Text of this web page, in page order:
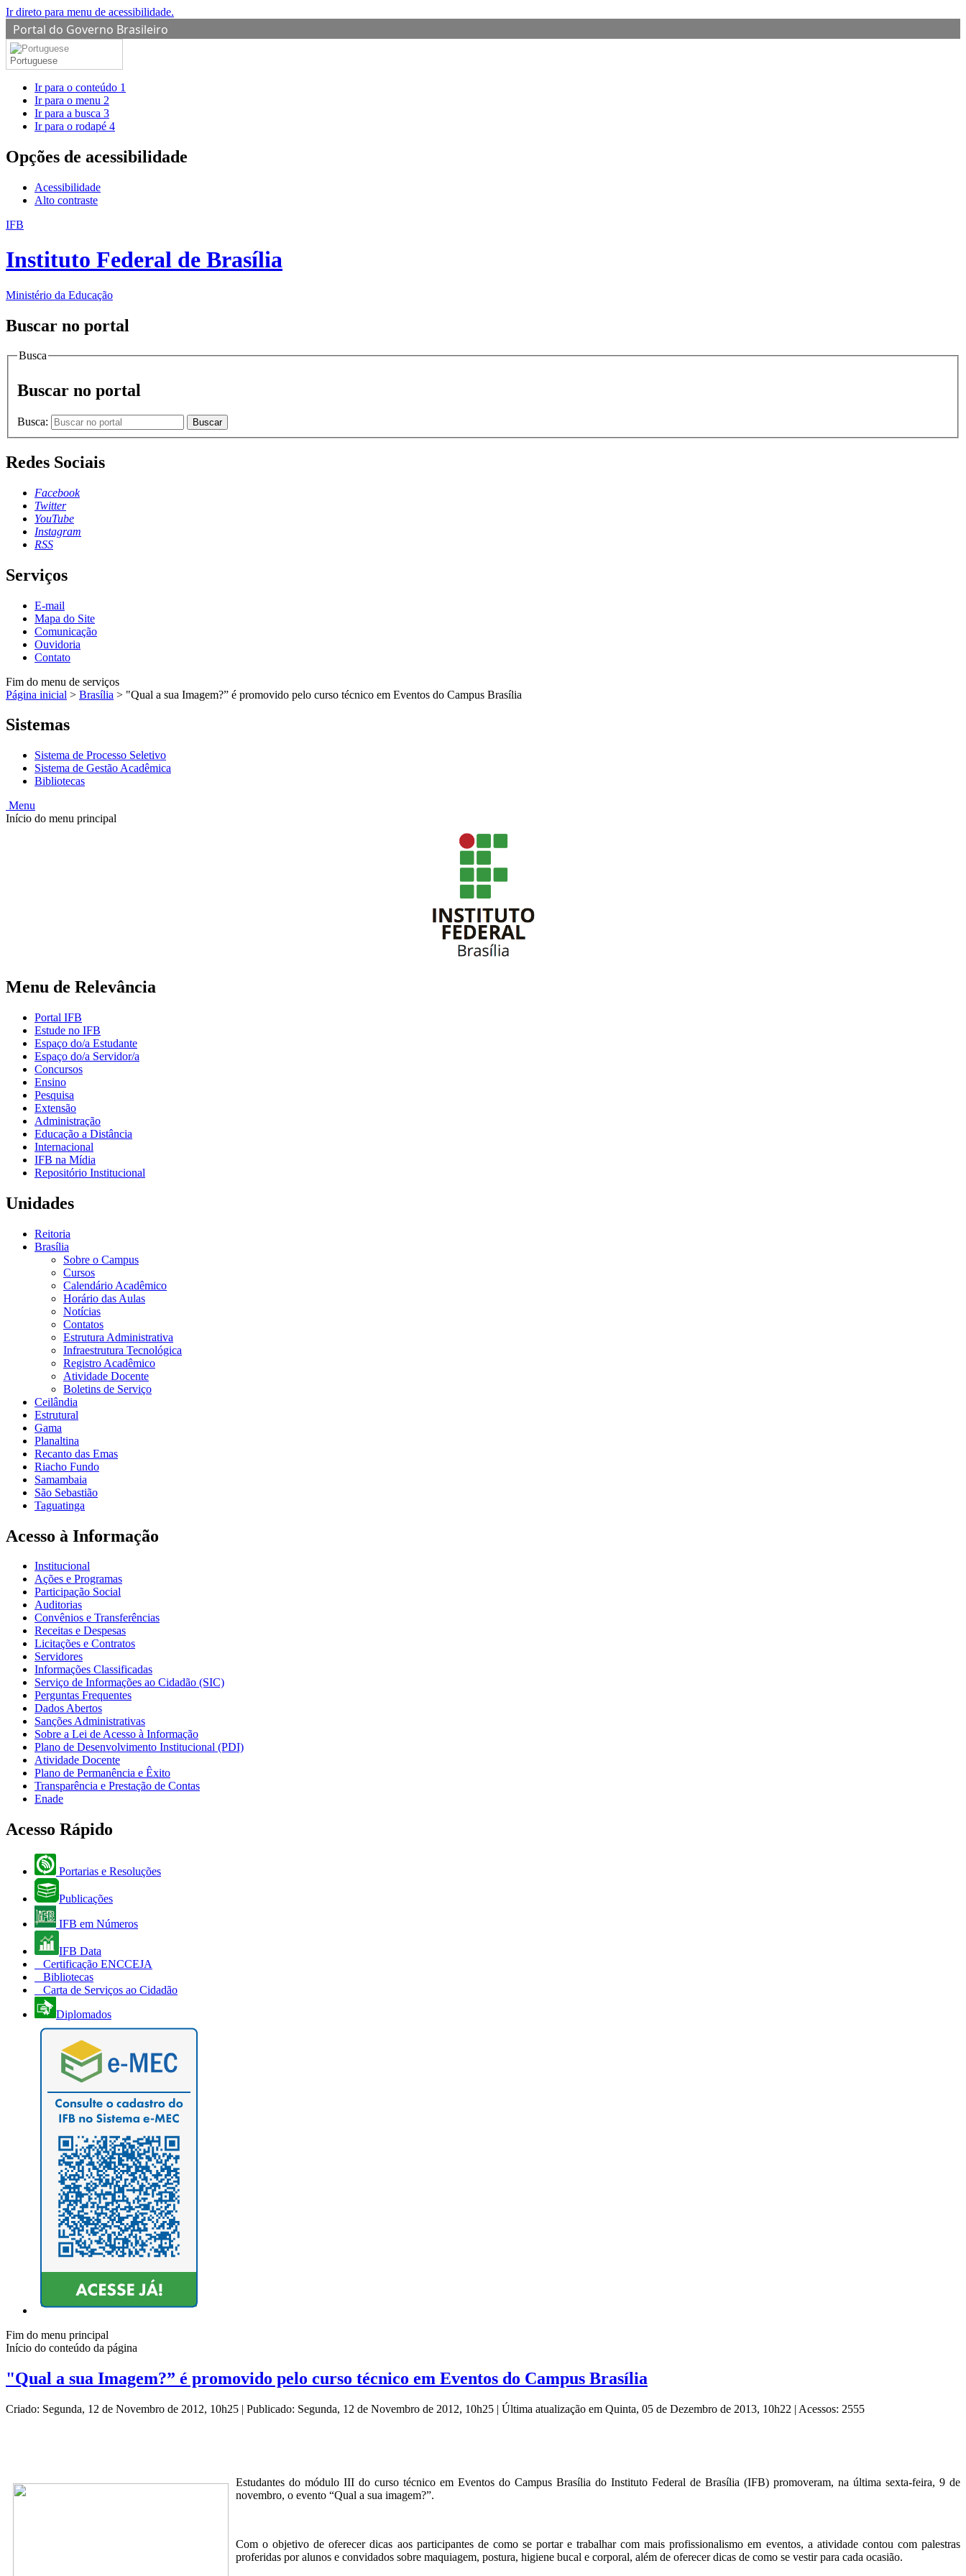
Ir direto para menu de acessibilidade.
Portal do Governo Brasileiro
Portuguese
Ir para o conteúdo 1
Ir para o menu 2
Ir para a busca 3
Ir para o rodapé 4
Opções de acessibilidade
Acessibilidade
Alto contraste
IFB
Instituto Federal de Brasília
Ministério da Educação
Buscar no portal
Busca
Buscar no portal
Busca: Buscar
Redes Sociais
Facebook
Twitter
YouTube
Instagram
RSS
Serviços
E-mail
Mapa do Site
Comunicação
Ouvidoria
Contato
Fim do menu de serviços
Página inicial > Brasília > "Qual a sua Imagem?” é promovido pelo curso técnico em Eventos do Campus Brasília
Sistemas
Sistema de Processo Seletivo
Sistema de Gestão Acadêmica
Bibliotecas
Menu
Início do menu principal
Menu de Relevância
Portal IFB
Estude no IFB
Espaço do/a Estudante
Espaço do/a Servidor/a
Concursos
Ensino
Pesquisa
Extensão
Administração
Educação a Distância
Internacional
IFB na Mídia
Repositório Institucional
Unidades
Reitoria
Brasília
Sobre o Campus
Cursos
Calendário Acadêmico
Horário das Aulas
Notícias
Contatos
Estrutura Administrativa
Infraestrutura Tecnológica
Registro Acadêmico
Atividade Docente
Boletins de Serviço
Ceilândia
Estrutural
Gama
Planaltina
Recanto das Emas
Riacho Fundo
Samambaia
São Sebastião
Taguatinga
Acesso à Informação
Institucional
Ações e Programas
Participação Social
Auditorias
Convênios e Transferências
Receitas e Despesas
Licitações e Contratos
Servidores
Informações Classificadas
Serviço de Informações ao Cidadão (SIC)
Perguntas Frequentes
Dados Abertos
Sanções Administrativas
Sobre a Lei de Acesso à Informação
Plano de Desenvolvimento Institucional (PDI)
Atividade Docente
Plano de Permanência e Êxito
Transparência e Prestação de Contas
Enade
Acesso Rápido
Portarias e Resoluções
Publicações
IFB em Números
IFB Data
Certificação ENCCEJA
Bibliotecas
Carta de Serviços ao Cidadão
Diplomados
Fim do menu principal
Início do conteúdo da página
"Qual a sua Imagem?” é promovido pelo curso técnico em Eventos do Campus Brasília
Criado: Segunda, 12 de Novembro de 2012, 10h25 | Publicado: Segunda, 12 de Novembro de 2012, 10h25 | Última atualização em Quinta, 05 de Dezembro de 2013, 10h22 | Acessos: 2555
Estudantes do módulo III do curso técnico em Eventos do Campus Brasília do Instituto Federal de Brasília (IFB) promoveram, na última sexta-feira, 9 de
novembro, o evento “Qual a sua imagem?”.
Com o objetivo de oferecer dicas aos participantes de como se portar e trabalhar com mais profissionalismo em eventos, a atividade contou com palestras
proferidas por alunos e convidados sobre maquiagem, postura, higiene bucal e corporal, além de oferecer dicas de como se vestir para cada ocasião.